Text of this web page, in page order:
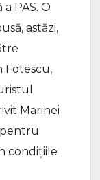
PAS. O
astăzi,
Fotescu,
Marinei
condițiile